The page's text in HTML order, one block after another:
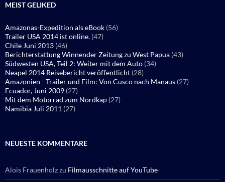
MEIST GELIKED
Amazonas-Expedition als eBook (56)
Trailer USA 2014 ist online. (47)
Chile Juni 2013 (46)
Berichterstattung Winnender Zeitung zu West Papua (43)
Südwesten USA, Teil 2: Weiter mit dem Auto (34)
Neapel 2014 Reisebericht veröffentlicht (28)
Amazonien - Trailer und Film: Von Cusco nach Manaus (27)
Ecuador, Juni 2009 (27)
Mit dem Motorrad zum Nordkap (27)
Namibia Juli 2011 (27)
NEUESTE KOMMENTARE
Alois Frauenholzzu Filmausschnitte auf YouTube